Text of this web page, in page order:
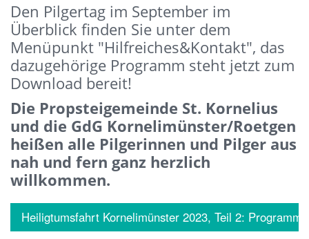
Den Pilgertag im September im
Überblick finden Sie unter dem
Menüpunkt "Hilfreiches&Kontakt", das
dazugehörige Programm steht jetzt zum
Download bereit!
Die Propsteigemeinde St. Kornelius
und die GdG Kornelimünster/Roetgen
heißen alle Pilgerinnen und Pilger aus
nah und fern ganz herzlich
willkommen.
Heiligtumsfahrt Kornelimünster 2023, Teil 2: